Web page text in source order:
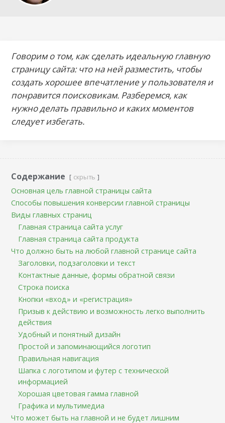
Говорим о том, как сделать идеальную главную
страницу сайта: что на ней разместить, чтобы
создать хорошее впечатление у пользователя и
понравится поисковикам. Разберемся, как
нужно делать правильно и каких моментов
следует избегать.
Содержание скрыть
Основная цель главной страницы сайта
Способы повышения конверсии главной страницы
Виды главных страниц
Главная страница сайта услуг
Главная страница сайта продукта
Что должно быть на любой главной странице сайта
Заголовки, подзаголовки и текст
Контактные данные, формы обратной связи
Строка поиска
Кнопки «вход» и «регистрация»
Призыв к действию и возможность легко выполнить
действия
Удобный и понятный дизайн
Простой и запоминающийся логотип
Правильная навигация
Шапка с логотипом и футер с технической
информацией
Хорошая цветовая гамма главной
Графика и мультимедиа
Что может быть на главной и не будет лишним